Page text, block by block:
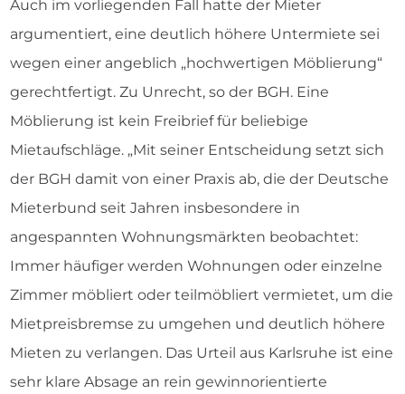
Auch im vorliegenden Fall hatte der Mieter
argumentiert, eine deutlich höhere Untermiete sei
wegen einer angeblich „hochwertigen Möblierung“
gerechtfertigt. Zu Unrecht, so der BGH. Eine
Möblierung ist kein Freibrief für beliebige
Mietaufschläge. „Mit seiner Entscheidung setzt sich
der BGH damit von einer Praxis ab, die der Deutsche
Mieterbund seit Jahren insbesondere in
angespannten Wohnungsmärkten beobachtet:
Immer häufiger werden Wohnungen oder einzelne
Zimmer möbliert oder teilmöbliert vermietet, um die
Mietpreisbremse zu umgehen und deutlich höhere
Mieten zu verlangen. Das Urteil aus Karlsruhe ist eine
sehr klare Absage an rein gewinnorientierte